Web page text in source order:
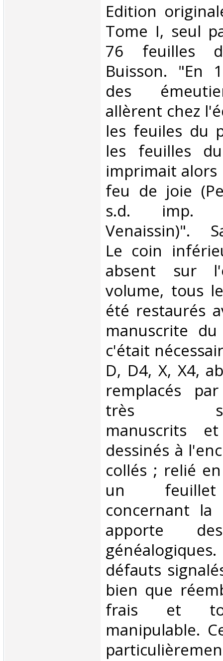
‎Edition
Tome I, seul
76 feuilles
Buisson. "En
des
allèrent chez
les feuiles du
les feuilles
imprimait
feu de joie
s.d. imp.
Venaissin)".
Le coin
absent sur
volume, tous
été restaurés
manuscrite
c'était
D, D4, X, X4,
remplacés
très
manuscrits
dessinés à
collés ; relié
un feuillet
concernant
apporte
défauts
bien que
frais et
manipulable.